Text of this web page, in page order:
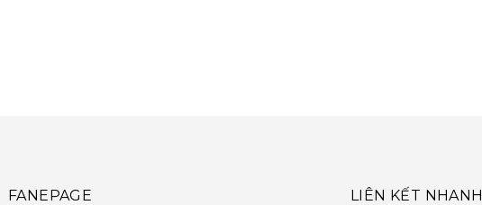
FANEPAGE LIÊN KẾT NHANH